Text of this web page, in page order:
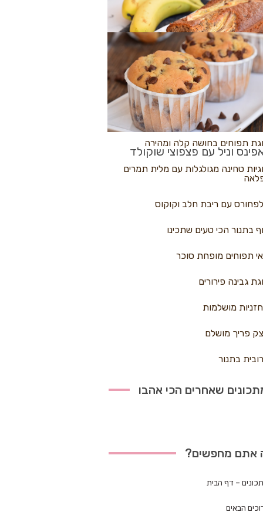
פיצה
בננות
וניל עם פצפוצי שוקולד
נקראים
תפוחים בחושה קלה ומהירה
טחינה מגולגלות עם מלית תמרים
עם ריבת חלב וקוקוס
בתנור הכי טעים שתכינו
תפוחים מופחת סוכר
גבינה פירורים
מושלמות
פריך מושלם
בתנור
שאחרים הכי אהבו
אתם מחפשים?
– דף הבית
הבאים